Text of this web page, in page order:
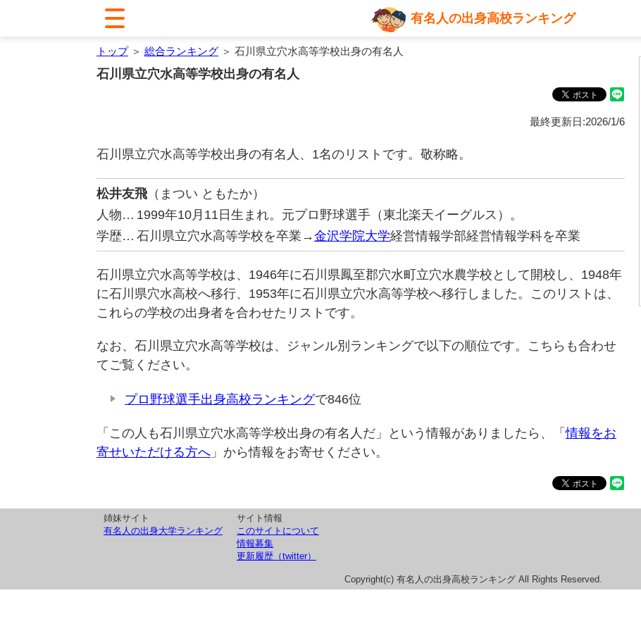
有名人の出身高校ランキング
トップ＞ 総合ランキング ＞ 石川県立穴水高等学校出身の有名人
石川県立穴水高等学校出身の有名人
最終更新日:2026/1/6
石川県立穴水高等学校出身の有名人、1名のリストです。敬称略。
松井友飛 （まつい ともたか）
人物… 1999年10月11日生まれ。元プロ野球選手（東北楽天イーグルス）。
学歴… 石川県立穴水高等学校を卒業→金沢学院大学経営情報学部経営情報学科を卒業
石川県立穴水高等学校は、1946年に石川県鳳至郡穴水町立穴水農学校として開校し、1948年
に石川県穴水高校へ移行、1953年に石川県立穴水高等学校へ移行しました。このリストは、
これらの学校の出身者を合わせたリストです。
なお、石川県立穴水高等学校は、ジャンル別ランキングで以下の順位です。こちらも合わせ
てご覧ください。
プロ野球選手出身高校ランキングで846位
「この人も石川県立穴水高等学校出身の有名人だ」という情報がありましたら、「情報をお
寄せいただける方へ 」から情報をお寄せください。
姉妹サイト
有名人の出身大学ランキング
サイト情報
このサイトについて
情報募集
更新履歴（twitter）
Copyright(c) 有名人の出身高校ランキング All Rights Reserved.